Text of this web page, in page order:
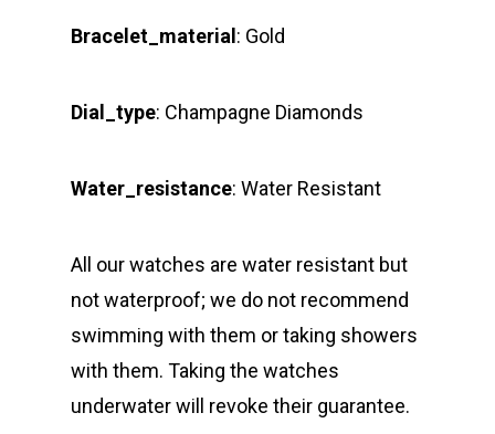
Bracelet_material: Gold
Dial_type: Champagne Diamonds
Water_resistance: Water Resistant
All our watches are water resistant but
not waterproof; we do not recommend
swimming with them or taking showers
with them. Taking the watches
underwater will revoke their guarantee.